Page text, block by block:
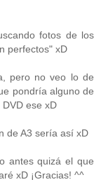
fotos de los
perfectos" xD
pero no veo lo de
pondría alguno de
ese xD
de A3 sería así xD
antes quizá el que
xD ¡Gracias! ^^